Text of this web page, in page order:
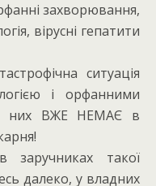
захворювання,
вірусні гепатити
ситуація
і орфанними
них ВЖЕ НЕМАЄ в
заручниках такої
далеко, у владних